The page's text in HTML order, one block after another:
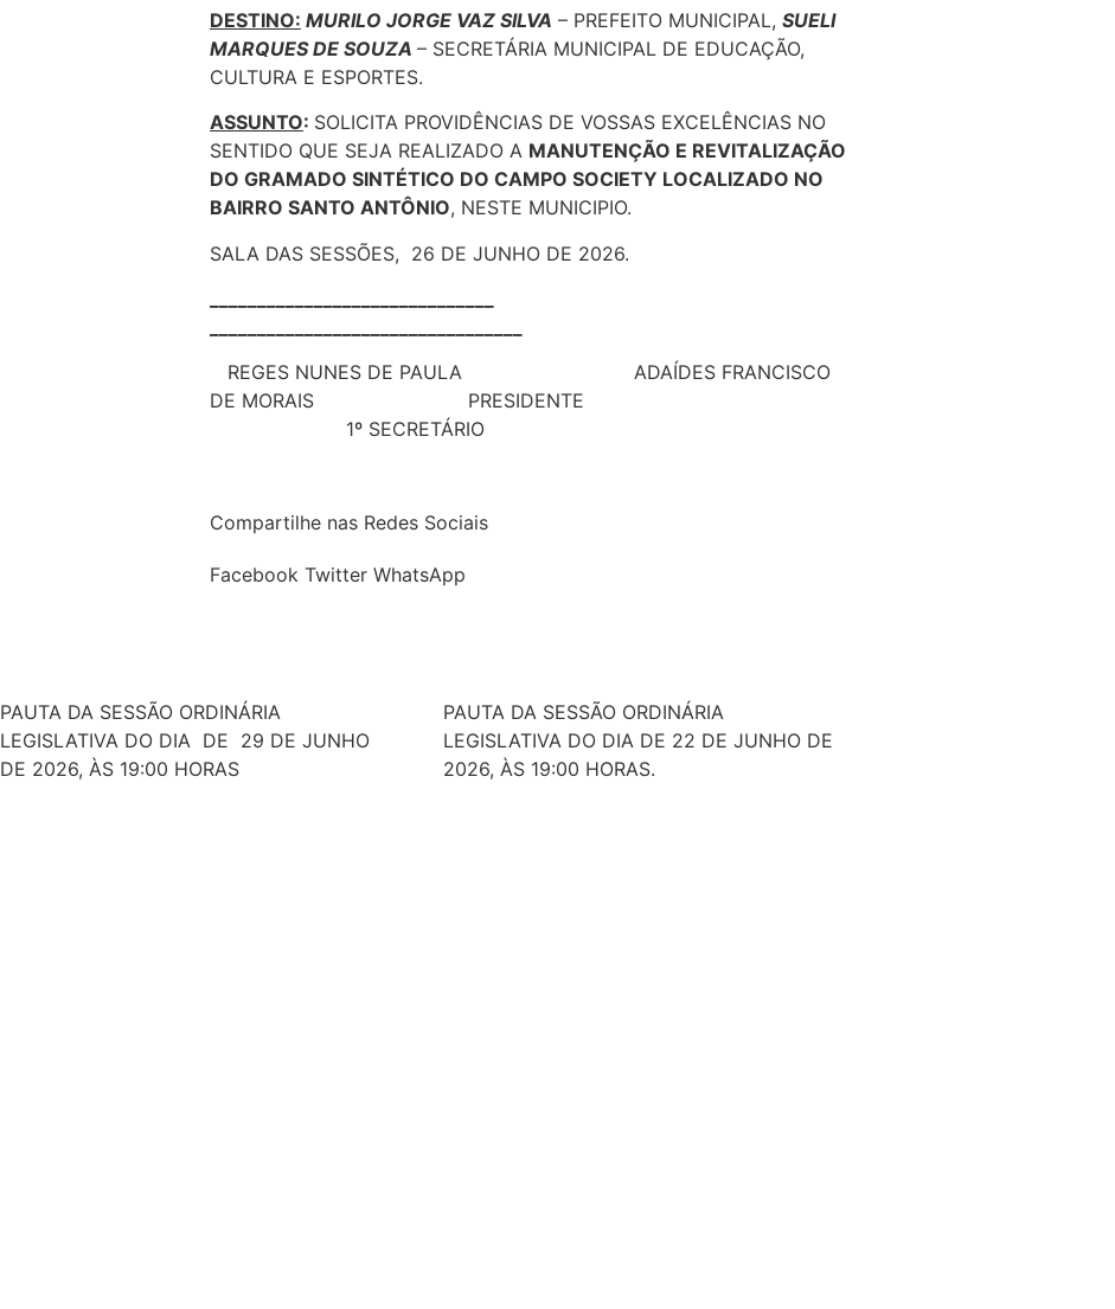
DESTINO: MURILO JORGE VAZ SILVA – PREFEITO MUNICIPAL, SUELI
MARQUES DE SOUZA – SECRETÁRIA MUNICIPAL DE EDUCAÇÃO,
CULTURA E ESPORTES.
ASSUNTO: SOLICITA PROVIDÊNCIAS DE VOSSAS EXCELÊNCIAS NO
SENTIDO QUE SEJA REALIZADO A MANUTENÇÃO E REVITALIZAÇÃO
DO GRAMADO SINTÉTICO DO CAMPO SOCIETY LOCALIZADO NO
BAIRRO SANTO ANTÔNIO, NESTE MUNICIPIO.
SALA DAS SESSÕES, 26 DE JUNHO DE 2026.
REGES NUNES DE PAULA ADAÍDES FRANCISCO
DE MORAIS PRESIDENTE
1º SECRETÁRIO
Compartilhe nas Redes Sociais
Facebook Twitter WhatsApp
PAUTA DA SESSÃO ORDINÁRIA
LEGISLATIVA DO DIA DE 29 DE JUNHO
DE 2026, ÀS 19:00 HORAS
PAUTA DA SESSÃO ORDINÁRIA
LEGISLATIVA DO DIA DE 22 DE JUNHO DE
2026, ÀS 19:00 HORAS.